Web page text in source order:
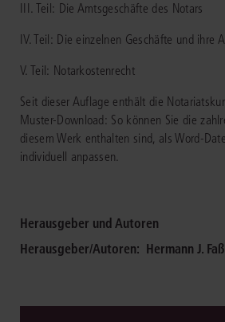
III. Teil: Die Amtsgeschäfte des Notars
IV. Teil: Die einzelnen Geschäfte und ihre
V. Teil: Notarkostenrecht
Seit dieser Auflage enthält die
Muster-Download: So können Sie die
diesem Werk enthalten sind, als Word-
individuell anpassen.
Herausgeber und Autoren
Herausgeber/Autoren: Hermann J.